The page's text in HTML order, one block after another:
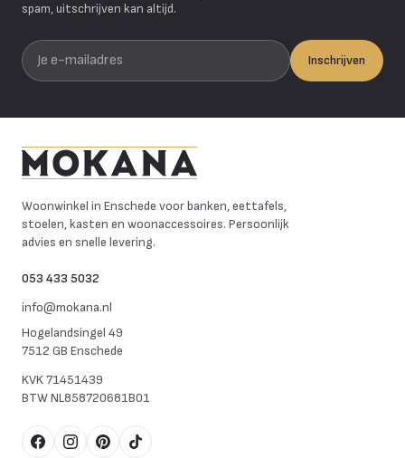
spam, uitschrijven kan altijd.
Je e-mailadres
Inschrijven
Woonwinkel in Enschede voor banken, eettafels,
stoelen, kasten en woonaccessoires. Persoonlijk
advies en snelle levering.
053 433 5032
info@mokana.nl
Hogelandsingel 49
7512 GB Enschede
KVK71451439
BTWNL858720681B01
FacebookInstagram
Pinterest
TikTok